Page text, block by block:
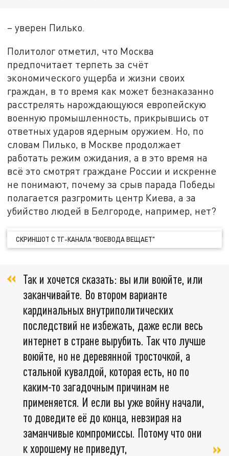
– уверен Пилько.
Политолог отметил, что Москва
предпочитает терпеть за счёт
экономического ущерба и жизни своих
граждан, в то время как может безнаказанно
расстрелять нарождающуюся европейскую
военную промышленность, прикрывшись от
ответных ударов ядерным оружием. Но, по
словам Пилько, в Москве продолжает
работать режим ожидания, а в это время на
всё это смотрят граждане России и искренне
не понимают, почему за срыв парада Победы
полагается разгромить центр Киева, а за
убийство людей в Белгороде, например, нет?
СКРИНШОТ С ТГ-КАНАЛА "ВОЕВОДА ВЕЩАЕТ"
Так и хочется сказать: вы или воюйте, или
заканчивайте. Во втором варианте
кардинальных внутриполитических
последствий не избежать, даже если весь
интернет в стране вырубить. Так что лучше
воюйте, но не деревянной тросточкой, а
стальной кувалдой, которая есть, но по
каким-то загадочным причинам не
применяется. И если вы уже войну начали,
то доведите её до конца, невзирая на
заманчивые компромиссы. Потому что они
к хорошему не приведут,